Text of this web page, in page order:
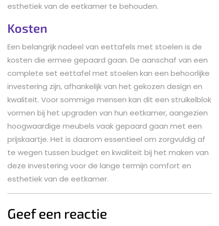
esthetiek van de eetkamer te behouden.
Kosten
Een belangrijk nadeel van eettafels met stoelen is de
kosten die ermee gepaard gaan. De aanschaf van een
complete set eettafel met stoelen kan een behoorlijke
investering zijn, afhankelijk van het gekozen design en
kwaliteit. Voor sommige mensen kan dit een struikelblok
vormen bij het upgraden van hun eetkamer, aangezien
hoogwaardige meubels vaak gepaard gaan met een
prijskaartje. Het is daarom essentieel om zorgvuldig af
te wegen tussen budget en kwaliteit bij het maken van
deze investering voor de lange termijn comfort en
esthetiek van de eetkamer.
Geef een reactie